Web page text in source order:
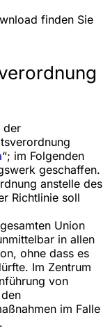
finden Sie
der
“; im Folgenden
geschaffen.
anstelle des
Richtlinie soll
Union
in allen
ohne dass es
Im Zentrum
von
im Falle